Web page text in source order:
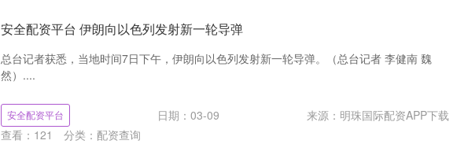
安全配资平台 伊朗向以色列发射新一轮导弹
总台记者获悉，当地时间7日下午，伊朗向以色列发射新一轮导弹。（总台记者 李健南 魏
然）....
安全配资平台 日期：03-09
来源：明珠国际配资APP下载
查看： 121 分类： 配资查询